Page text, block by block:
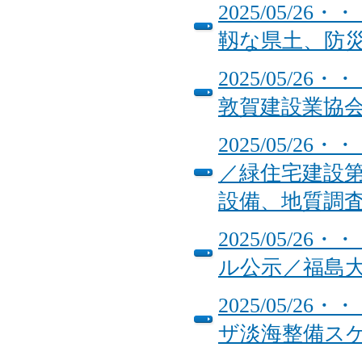
2025/05/26・
靱な県土、防
2025/05/26・
敦賀建設業協
2025/05/26・
／緑住宅建設
設備、地質調
2025/05/26・
ル公示／福島
2025/05/26・
ザ淡海整備ス